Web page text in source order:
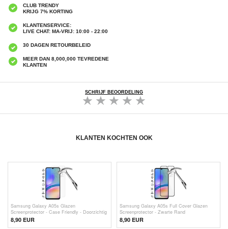
CLUB TRENDY
KRIJG 7% KORTING
KLANTENSERVICE:
LIVE CHAT: MA-VRIJ: 10:00 - 22:00
30 DAGEN RETOURBELEID
MEER DAN 8,000,000 TEVREDENE
KLANTEN
SCHRIJF BEOORDELING
KLANTEN KOCHTEN OOK
Samsung Galaxy A05s Glazen
Screenprotector - Case Friendly - Doorzichtig
8,90 EUR
Samsung Galaxy A05s Full Cover Glazen
Screenprotector - Zwarte Rand
8,90 EUR